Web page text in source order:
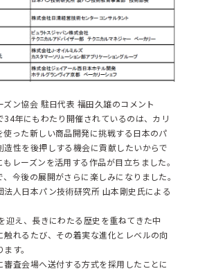
ン協会 駐日代表 福田久雄のコメント
34年にもわたり開催されているのは、カリ
使った新しい商品開発に挑戦する日本のパ
造性を後押しする機会に貢献したいからで
レーズンを活用する作品が目立ちました。
今後の展開がさらに楽しみになりました。
人日本パン技術研究所 山本剛史氏による
迎え、長きにわたる歴史を重ねてきた中
触れるたび、その着実な進化とレベルの向
す。
査会場へ送付する方式を採用したことに